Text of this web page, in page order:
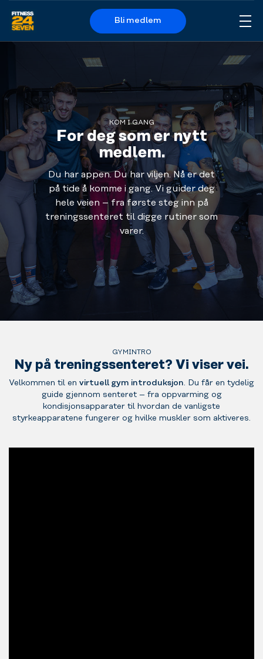
Logo
Bli medlem
KOM I GANG
For deg som er nytt
medlem.
Du har appen. Du har viljen. Nå er det
på tide å komme i gang. Vi guider deg
hele veien – fra første steg inn på
treningssenteret til digge rutiner som
varer.
GYMINTRO
Ny på treningssenteret? Vi viser vei.
Velkommen til en virtuell gym introduksjon. Du får en tydelig
guide gjennom senteret – fra oppvarming og
kondisjonsapparater til hvordan de vanligste
styrkeapparatene fungerer og hvilke muskler som aktiveres.